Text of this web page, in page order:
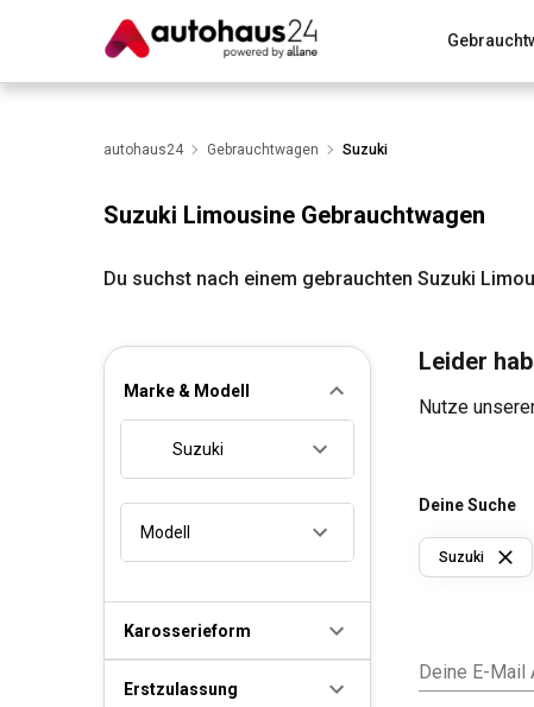
Wir bewerten dein AutoRund um die Inzahlungnahme
autohaus24 Gebrauchtwagen Suzuki
Suzuki Limousine Gebrauchtwagen
Du suchst nach einem gebrauchten Suzuki
Marke & Modell
Suzuki
Modell
Karosserieform
Erstzulassung
Leider
Nutze
Deine Suche
Suzuki
Deine E-Mail